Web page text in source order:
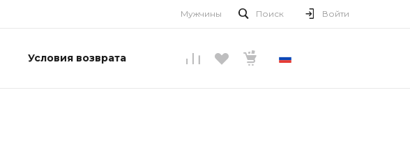
Мужчины Поиск Войти
Условия возврата